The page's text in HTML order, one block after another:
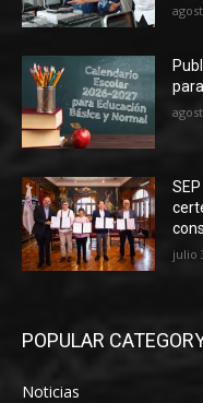
julio
POPULAR
Noticias